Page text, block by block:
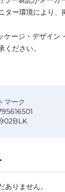
ター環境により
ージ・デザイン
ください。
マーク
りません。